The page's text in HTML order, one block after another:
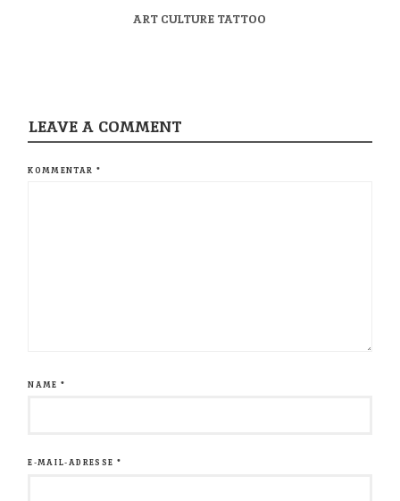
ART CULTURE TATTOO
LEAVE A COMMENT
KOMMENTAR *
NAME*
E-MAIL-ADRESSE *